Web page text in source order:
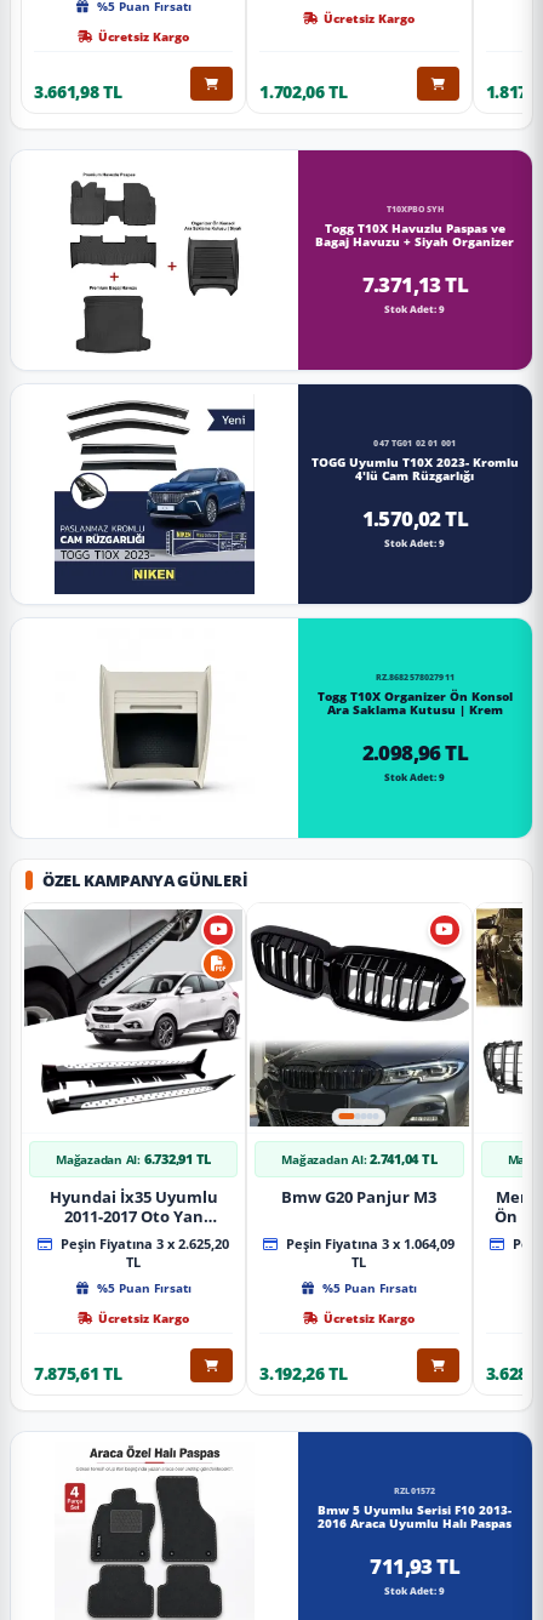
%5 Puan Fırsatı
Ücretsiz Kargo
3.661,98 TL
Ücretsiz Kargo
1.702,06 TL
T10XPBOSYH
Togg T10X Havuzlu Paspas ve
Bagaj Havuzu + Siyah Organizer
7.371,13 TL
Stok Adet: 9
047 TG01 02 01 001
TOGG Uyumlu T10X 2023- Kromlu
4'lü Cam Rüzgarlığı
1.570,02 TL
Stok Adet: 9
RZ.8682578027911
Togg T10X Organizer Ön Konsol
Ara Saklama Kutusu | Krem
2.098,96 TL
Stok Adet: 9
ÖZEL KAMPANYA GÜNLERI
Mağazadan Al: 6.732,91 TL
Hyundai İx35 Uyumlu
2011-2017 Oto Yan
Basamak Koruma Side
Step Bmw Style
Peşin Fiyatına 3 x 2.625,20
TL
%5 Puan Fırsatı
Ücretsiz Kargo
7.875,61 TL
Mağazadan Al: 2.741,04 TL
Bmw G20 Panjur M3
Peşin Fiyatına 3 x 1.064,09
TL
%5 Puan Fırsatı
Ücretsiz Kargo
3.192,26 TL
Ön
RZL01572
Bmw 5 Uyumlu Serisi F10 2013-
2016 Araca Uyumlu Halı Paspas
711,93 TL
Stok Adet: 9